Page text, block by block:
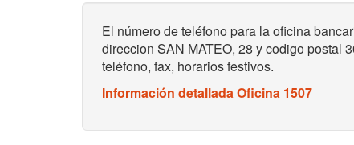
El número de teléfono para la oficina
direccion SAN MATEO, 28 y codigo postal
teléfono, fax, horarios festivos.
Información detallada Oficina 1507